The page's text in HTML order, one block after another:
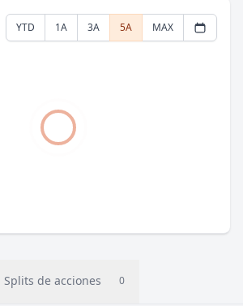
YTD 1A 3A 5A MAX
Splits de acciones 0